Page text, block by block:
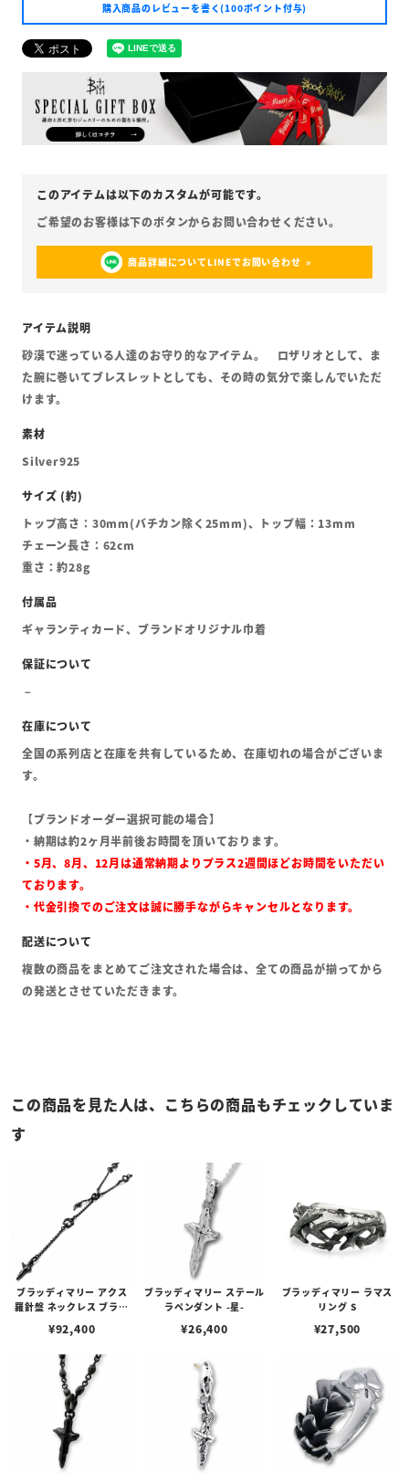
購入商品のレビューを書く(100ポイント付与)
商品詳細についてLINEでお問い合わせ
砂漠で迷っている人達のお守り的なアイテム。 ロザリオとして、ま
た腕に巻いてブレスレットとしても、その時の気分で楽しんでいただ
けます。
Silver925
トップ高さ：30mm(バチカン除く25mm)、トップ幅：13mm
チェーン長さ：62cm
重さ：約28g
ギャランティカード、ブランドオリジナル巾着
全国の系列店と在庫を共有しているため、在庫切れの場合がございま
す。
【ブランドオーダー選択可能の場合】
・納期は約2ヶ月半前後お時間を頂いております。
・5月、8月、12月は通常納期よりプラス2週間ほどお時間をいただい
ております。
・代金引換でのご注文は誠に勝手ながらキャンセルとなります。
複数の商品をまとめてご注文された場合は、全ての商品が揃ってから
の発送とさせていただきます。
この商品を見た人は、こちらの商品もチェックしていま
す
ブラッディマリー アクス
羅針盤 ネックレス ブラッ
¥92,400
ブラッディマリー ステール
ラペンダント -星-
¥26,400
ブラッディマリー ラマス
リング S
¥27,500